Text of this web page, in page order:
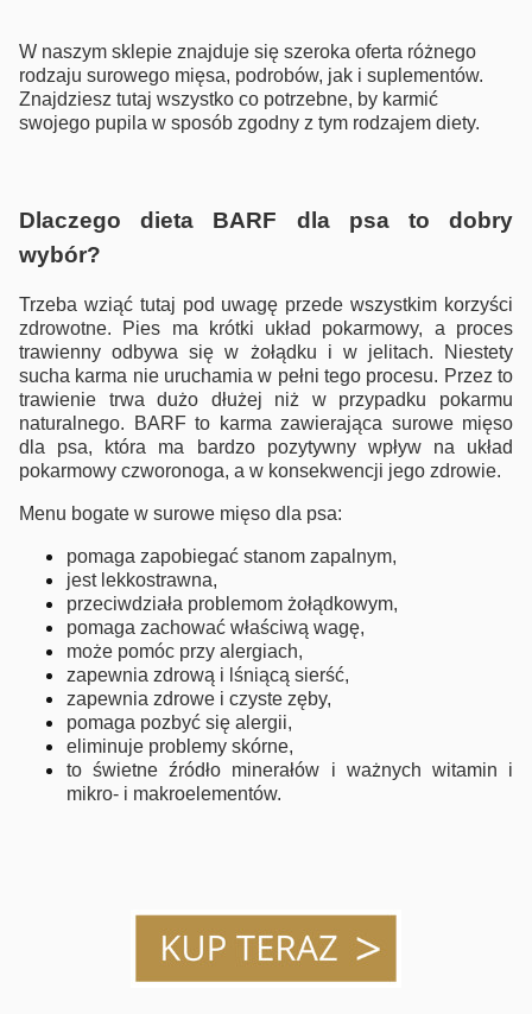
W naszym sklepie znajduje się szeroka oferta różnego
rodzaju surowego mięsa, podrobów, jak i suplementów.
Znajdziesz tutaj wszystko co potrzebne, by karmić
swojego pupila w sposób zgodny z tym rodzajem diety.
Dlaczego dieta BARF dla psa to dobry
wybór?
Trzeba wziąć tutaj pod uwagę przede wszystkim korzyści
zdrowotne. Pies ma krótki układ pokarmowy, a proces
trawienny odbywa się w żołądku i w jelitach. Niestety
sucha karma nie uruchamia w pełni tego procesu. Przez to
trawienie trwa dużo dłużej niż w przypadku pokarmu
naturalnego. BARF to karma zawierająca surowe mięso
dla psa, która ma bardzo pozytywny wpływ na układ
pokarmowy czworonoga, a w konsekwencji jego zdrowie.
Menu bogate w surowe mięso dla psa:
pomaga zapobiegać stanom zapalnym,
jest lekkostrawna,
przeciwdziała problemom żołądkowym,
pomaga zachować właściwą wagę,
może pomóc przy alergiach,
zapewnia zdrową i lśniącą sierść,
zapewnia zdrowe i czyste zęby,
pomaga pozbyć się alergii,
eliminuje problemy skórne,
to świetne źródło minerałów i ważnych witamin i
mikro- i makroelementów.